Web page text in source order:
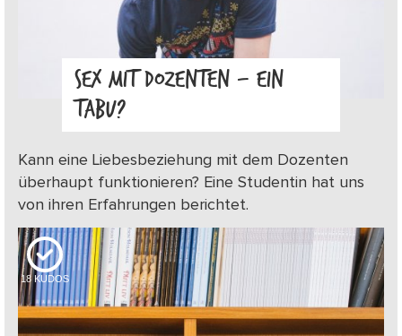
SEX MIT DOZENTEN – EIN
TABU?
Kann eine Liebesbeziehung mit dem Dozenten
überhaupt funktionieren? Eine Studentin hat uns
von ihren Erfahrungen berichtet.
18 KUDOS